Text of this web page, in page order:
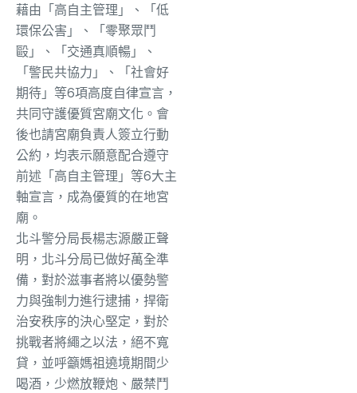
藉由「高自主管理」、「低
環保公害」、「零聚眾鬥
毆」、「交通真順暢」、
「警民共協力」、「社會好
期待」等6項高度自律宣言，
共同守護優質宮廟文化。會
後也請宮廟負責人簽立行動
公約，均表示願意配合遵守
前述「高自主管理」等6大主
軸宣言，成為優質的在地宮
廟。
北斗警分局長楊志源嚴正聲
明，北斗分局已做好萬全準
備，對於滋事者將以優勢警
力與強制力進行逮捕，捍衛
治安秩序的決心堅定，對於
挑戰者將繩之以法，絕不寬
貸，並呼籲媽祖遶境期間少
喝酒，少燃放鞭炮、嚴禁鬥